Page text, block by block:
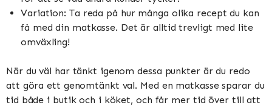
Variation: Ta reda på hur många olika recept du kan
få med din matkasse. Det är alltid trevligt med lite
omväxling!
När du väl har tänkt igenom dessa punkter är du redo
att göra ett genomtänkt val. Med en matkasse sparar du
tid både i butik och i köket, och får mer tid över till att